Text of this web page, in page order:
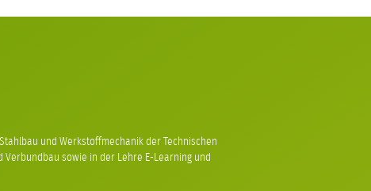
und Werkstoffmechanik der Technischen
sowie in der Lehre E-Learning und